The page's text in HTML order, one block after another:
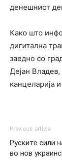
денешниот
Како што
дигитална
заедно со
Дејан Владев,
канцеларија
Previous article
Руските сили
во нов